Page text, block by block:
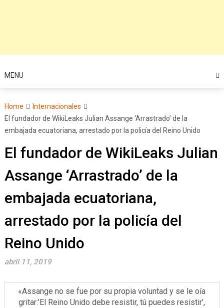
MENU
Home
Internacionales
El fundador de WikiLeaks Julian Assange ‘Arrastrado’ de la
embajada ecuatoriana, arrestado por la policía del Reino Unido
El fundador de WikiLeaks Julian
Assange ‘Arrastrado’ de la
embajada ecuatoriana,
arrestado por la policía del
Reino Unido
abril 11, 2019
«Assange no se fue por su propia voluntad y se le oía
gritar:’El Reino Unido debe resistir, tú puedes resistir’,